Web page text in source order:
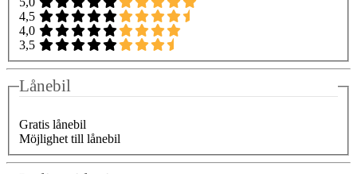
4,5
4,0
3,5
Lånebil
Gratis lånebil
Möjlighet till lånebil